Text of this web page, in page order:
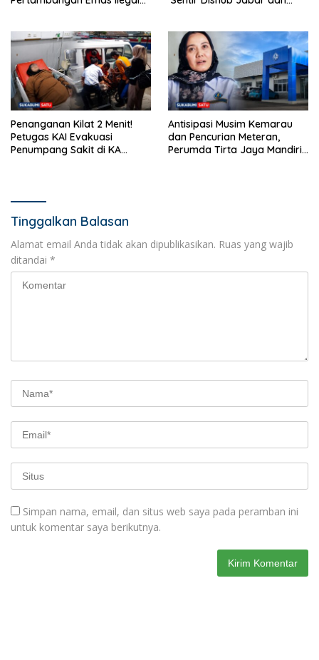
Penanganan Kilat 2 Menit!
Petugas KAI Evakuasi
Penumpang Sakit di KA
Antisipasi Musim Kemarau
dan Pencurian Meteran,
Perumda Tirta Jaya Mandiri
Tinggalkan Balasan
Alamat email Anda tidak akan dipublikasikan. Ruas yang wajib
ditandai *
Simpan nama, email, dan situs web saya pada peramban ini
untuk komentar saya berikutnya.